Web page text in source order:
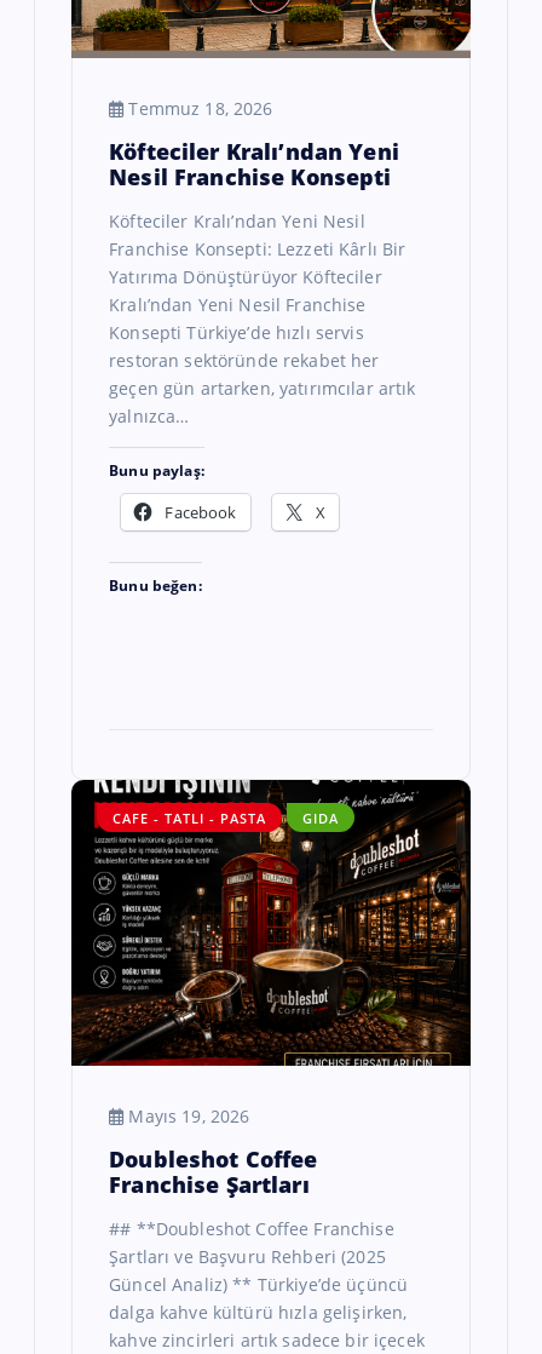
Temmuz 18, 2026
Köfteciler Kralı’ndan Yeni
Nesil Franchise Konsepti
Köfteciler Kralı’ndan Yeni Nesil
Franchise Konsepti: Lezzeti Kârlı Bir
Yatırıma Dönüştürüyor Köfteciler
Kralı’ndan Yeni Nesil Franchise
Konsepti Türkiye’de hızlı servis
restoran sektöründe rekabet her
geçen gün artarken, yatırımcılar artık
yalnızca…
Bunu paylaş:
Facebook X
Bunu beğen:
CAFE - TATLI - PASTA GIDA
Mayıs 19, 2026
Doubleshot Coffee
Franchise Şartları
## **Doubleshot Coffee Franchise
Şartları ve Başvuru Rehberi (2025
Güncel Analiz) ** Türkiye’de üçüncü
dalga kahve kültürü hızla gelişirken,
kahve zincirleri artık sadece bir içecek